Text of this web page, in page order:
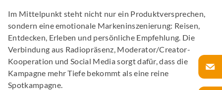
Im Mittelpunkt steht nicht nur ein Produktversprechen,
sondern eine emotionale Markeninszenierung: Reisen,
Entdecken, Erleben und persönliche Empfehlung. Die
Verbindung aus Radiopräsenz, Moderator/Creator-
Kooperation und Social Media sorgt dafür, dass die
Kampagne mehr Tiefe bekommt als eine reine
Spotkampagne.